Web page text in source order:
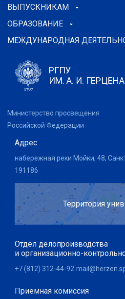
ВЫПУСКНИКАМ
ОБРАЗОВАНИЕ
МЕЖДУНАРОДНАЯ
РГПУ
ИМ. А. И. ГЕРЦЕНА
Министерство просвещения
Российской Федерации
Адрес
набережная реки Мойки, 48,
191186
Территория
Отдел делопроизводства
и организационно-
+7 (812) 312-44-92
Приемная комиссия